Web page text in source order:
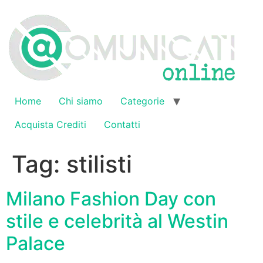
contenuto
Home Chi siamo
Categorie
Acquista Crediti
Contatti
Tag: stilisti
Milano Fashion Day con
stile e celebrità al Westin
Palace